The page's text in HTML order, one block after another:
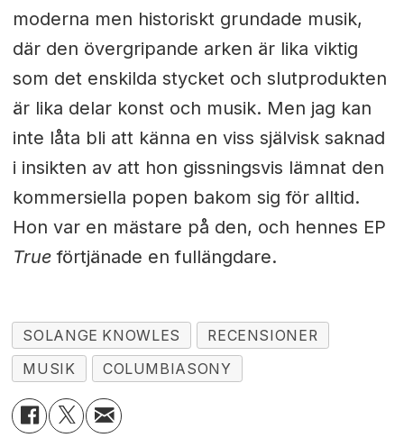
moderna men historiskt grundade musik,
där den övergripande arken är lika viktig
som det enskilda stycket och slutprodukten
är lika delar konst och musik. Men jag kan
inte låta bli att känna en viss självisk saknad
i insikten av att hon gissningsvis lämnat den
kommersiella popen bakom sig för alltid.
Hon var en mästare på den, och hennes EP
Trueförtjänade en fullängdare.
SOLANGE KNOWLES
RECENSIONER
MUSIK
COLUMBIASONY